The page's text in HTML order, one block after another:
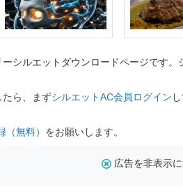
シルエットダウンロードページです
たら、まずシルエットAC会員ログイン
（無料） をお願いします。
広告を非表示